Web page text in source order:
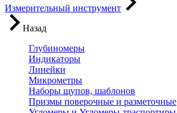
Измерительный инструмент
Назад
Глубиномеры
Индикаторы
Линейки
Микрометры
Наборы щупов, шаблонов
Призмы поверочные и разметочные